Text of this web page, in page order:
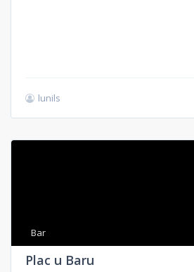
lunils
Bar
Plac u Baru